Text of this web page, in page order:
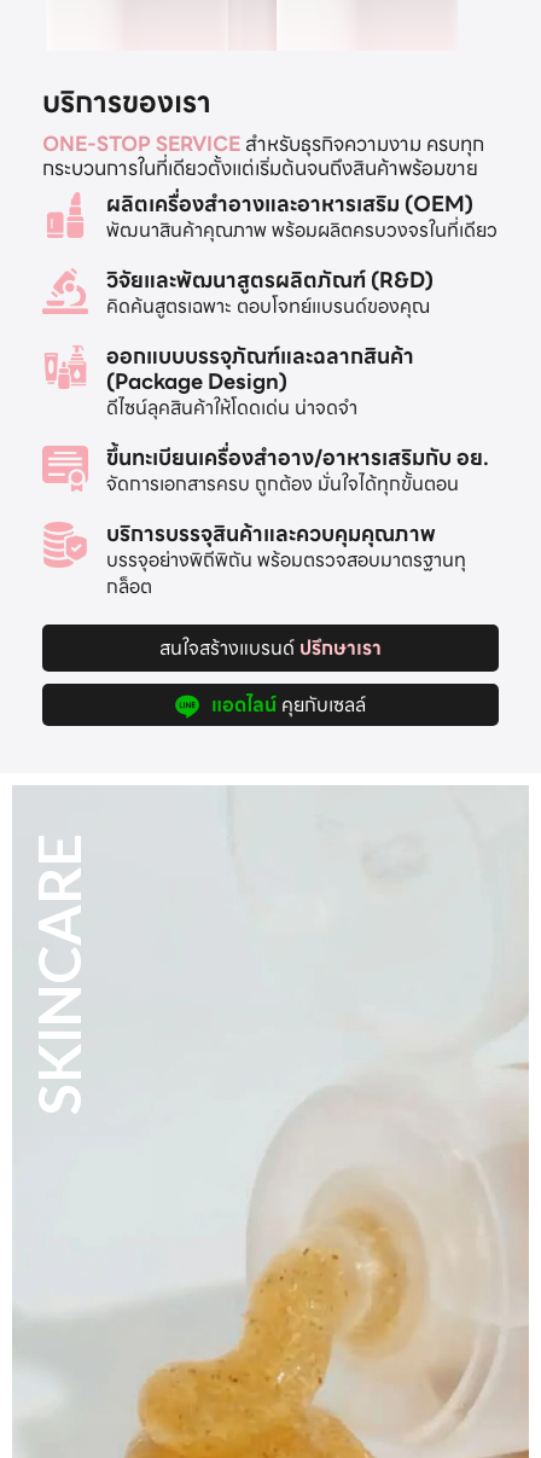
บริการของเรา
ONE-STOP SERVICEสำหรับธุรกิจความงาม ครบทุก
กระบวนการในที่เดียวตั้งแต่เริ่มต้นจนถึงสินค้าพร้อมขาย
ผลิตเครื่องสำอางและอาหารเสริม (OEM)
พัฒนาสินค้าคุณภาพ พร้อมผลิตครบวงจรในที่เดียว
วิจัยและพัฒนาสูตรผลิตภัณฑ์ (R&D)
คิดค้นสูตรเฉพาะ ตอบโจทย์แบรนด์ของคุณ
ออกแบบบรรจุภัณฑ์และฉลากสินค้า
(Package Design)
ดีไซน์ลุคสินค้าให้โดดเด่น น่าจดจำ
ขึ้นทะเบียนเครื่องสำอาง/อาหารเสริมกับ อย.
จัดการเอกสารครบ ถูกต้อง มั่นใจได้ทุกขั้นตอน
บริการบรรจุสินค้าและควบคุมคุณภาพ
บรรจุอย่างพิถีพิถัน พร้อมตรวจสอบมาตรฐานทุ
กล็อต
สนใจสร้างแบรนด์ ปรึกษาเรา
แอดไลน์ คุยกับเซลล์
HAIR